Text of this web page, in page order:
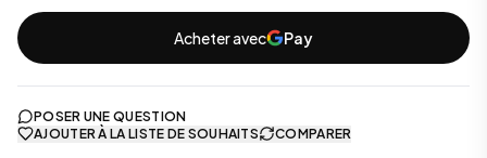
Acheter avec Pay
POSER UNE QUESTION
AJOUTER À LA LISTE DE SOUHAITS
COMPARER